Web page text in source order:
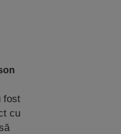
fost
cu